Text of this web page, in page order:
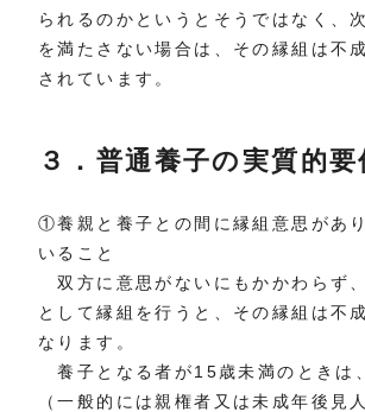
られるのかというとそうではなく、
を満たさない場合は、その縁組は不
されています。
３．普通養子の実質的要
①養親と養子との間に縁組意思があ
いること
双方に意思がないにもかかわらず
として縁組を行うと、その縁組は不
なります。
養子となる者が15歳未満のときは
（一般的には親権者又は未成年後見